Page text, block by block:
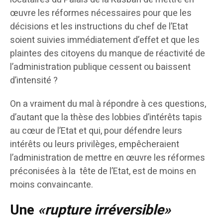
œuvre les réformes nécessaires pour que les
décisions et les instructions du chef de l’Etat
soient suivies immédiatement d’effet et que les
plaintes des citoyens du manque de réactivité de
l’administration publique cessent ou baissent
d’intensité ?
On a vraiment du mal à répondre à ces questions,
d’autant que la thèse des lobbies d’intérêts tapis
au cœur de l’Etat et qui, pour défendre leurs
intérêts ou leurs privilèges, empêcheraient
l’administration de mettre en œuvre les réformes
préconisées à la tête de l’Etat, est de moins en
moins convaincante.
Une «rupture irréversible»